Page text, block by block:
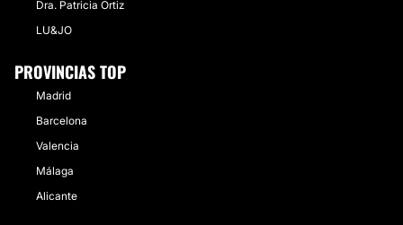
Dra. Patricia Ortiz
LU&JO
PROVINCIAS TOP
Madrid
Barcelona
Valencia
Málaga
Alicante